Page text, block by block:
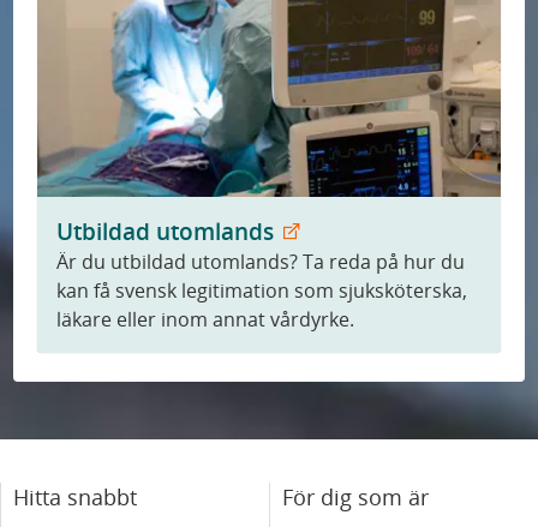
Utbildad utomlands
Är du utbildad utomlands? Ta reda på hur du
kan få svensk legitimation som sjuksköterska,
läkare eller inom annat vårdyrke.
Hitta snabbt För dig som är